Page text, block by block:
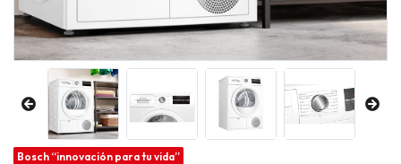
Bosch “innovación para tu vida”